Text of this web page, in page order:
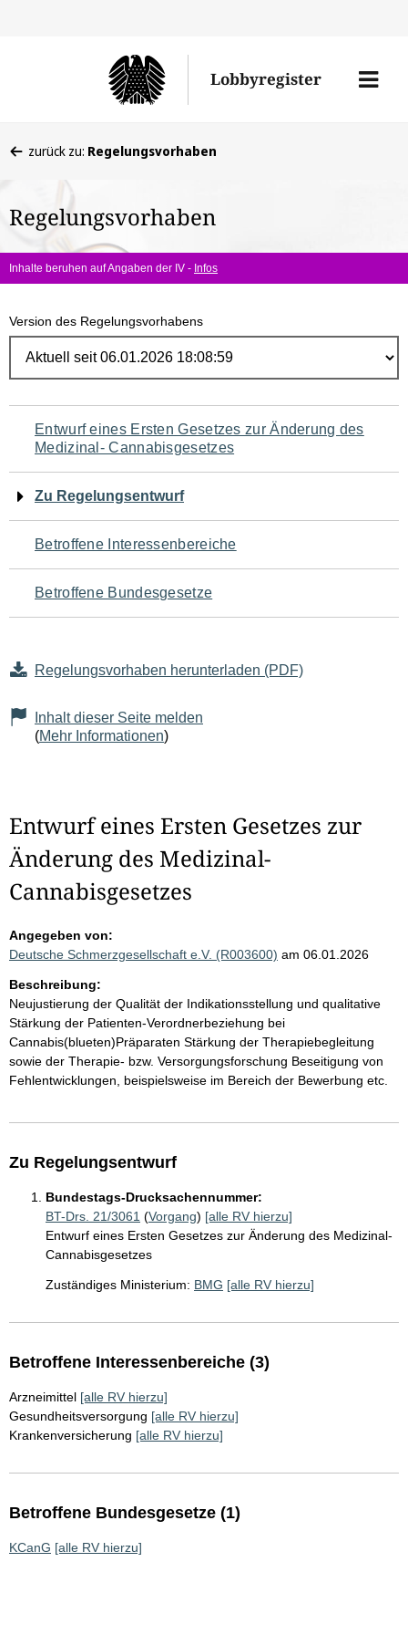
Lobbyregister
Menü
befinden
hier:
zurück zu: Regelungsvorhaben
Regelungsvorhaben
Inhalte beruhen auf Angaben der IV - Infos
Version des Regelungsvorhabens
Navigation
für
den
Seiteninhalt
Entwurf eines Ersten Gesetzes zur Änderung des
Medizinal- Cannabisgesetzes
Zu Regelungsentwurf
Betroffene Interessenbereiche
Betroffene Bundesgesetze
Regelungsvorhaben herunterladen (PDF)
Inhalt dieser Seite melden
(Mehr Informationen)
Entwurf eines Ersten Gesetzes zur
Änderung des Medizinal-
Cannabisgesetzes
Angegeben von:
Deutsche Schmerzgesellschaft e.V. (R003600) am 06.01.2026
Beschreibung:
Neujustierung der Qualität der Indikationsstellung und qualitative
Stärkung der Patienten-Verordnerbeziehung bei
Cannabis(blueten)Präparaten Stärkung der Therapiebegleitung
sowie der Therapie- bzw. Versorgungsforschung Beseitigung von
Fehlentwicklungen, beispielsweise im Bereich der Bewerbung etc.
Zu Regelungsentwurf
Bundestags-Drucksachennummer:
BT-Drs. 21/3061 (Vorgang) [alle RV hierzu]
Entwurf eines Ersten Gesetzes zur Änderung des Medizinal-
Cannabisgesetzes
Zuständiges Ministerium: BMG [alle RV hierzu]
Betroffene Interessenbereiche (3)
Arzneimittel [alle RV hierzu]
Gesundheitsversorgung [alle RV hierzu]
Krankenversicherung [alle RV hierzu]
Betroffene Bundesgesetze (1)
KCanG [alle RV hierzu]